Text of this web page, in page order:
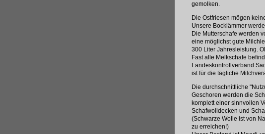
gemolken.
Die Ostfriesen mögen
Unsere Bocklämmer
Die Mutterschafe werden
eine möglichst gute
300 Liter Jahresleistung.
Fast alle Melkschafe
Landeskontrollverband
ist für die tägliche
Die durchschnittliche
Geschoren werden die
komplett einer sinnvollen
Schafwolldecken und
(Schwarze Wolle ist von
zu erreichen!)